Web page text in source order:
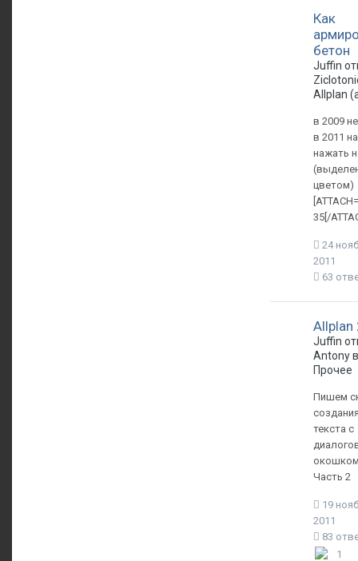
Как
бетон
Juffin
Allplan
в 2009
в 2011
нажать
цветом)
35[/
24
2011
63
Allplan
Juffin
Antony
Прочее
Пишем
текста с
Часть 2
19
2011
83
1